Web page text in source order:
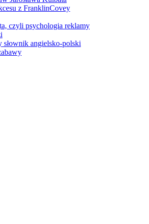
z FranklinCovey
czyli psychologia reklamy
słownik angielsko-polski